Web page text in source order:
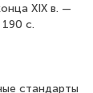
XIX в. —
с.
стандарты